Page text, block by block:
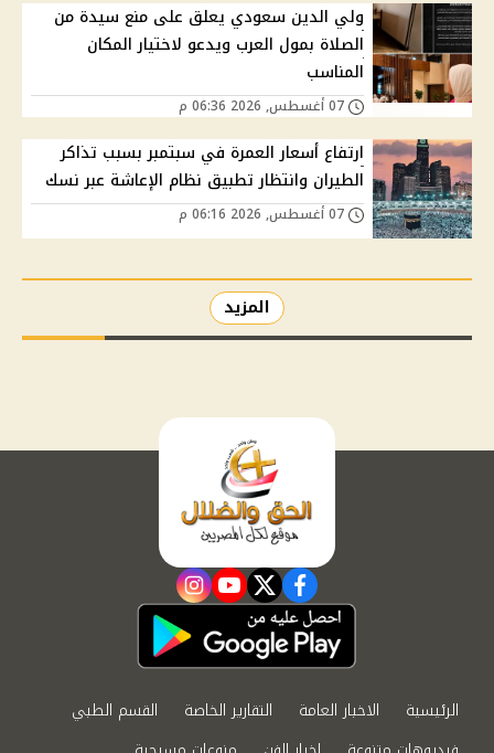
ولي الدين سعودي يعلق على منع سيدة من
الصلاة بمول العرب ويدعو لاختيار المكان
المناسب
ارتفاع أسعار العمرة في سبتمبر بسبب تذاكر
الطيران وانتظار تطبيق نظام الإعاشة عبر نسك
المزيد
facebook
twitter
youtube
instagram
الرئيسية الاخبار العامة التقارير الخاصة
القسم الطبي